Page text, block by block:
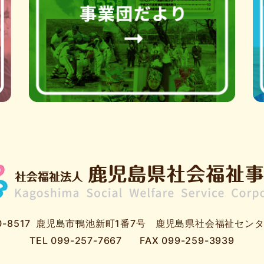
8517 鹿児島市鴨池新町1番7号
鹿児島県社会福祉セン
TEL 099-257-7667 FAX 099-259-3939